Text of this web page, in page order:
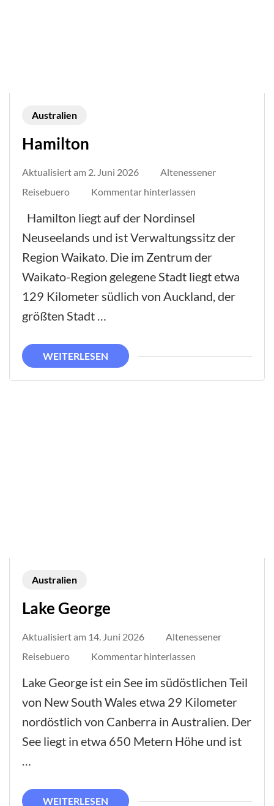
Australien
Hamilton
Aktualisiert am 2. Juni 2026
Altenessener
Reisebuero
Kommentar hinterlassen
Hamilton liegt auf der Nordinsel
Neuseelands und ist Verwaltungssitz der
Region Waikato. Die im Zentrum der
Waikato-Region gelegene Stadt liegt etwa
129 Kilometer südlich von Auckland, der
größten Stadt …
WEITERLESEN
Australien
Lake George
Aktualisiert am 14. Juni 2026
Altenessener
Reisebuero
Kommentar hinterlassen
Lake George ist ein See im südöstlichen Teil
von New South Wales etwa 29 Kilometer
nordöstlich von Canberra in Australien. Der
See liegt in etwa 650 Metern Höhe und ist
…
WEITERLESEN